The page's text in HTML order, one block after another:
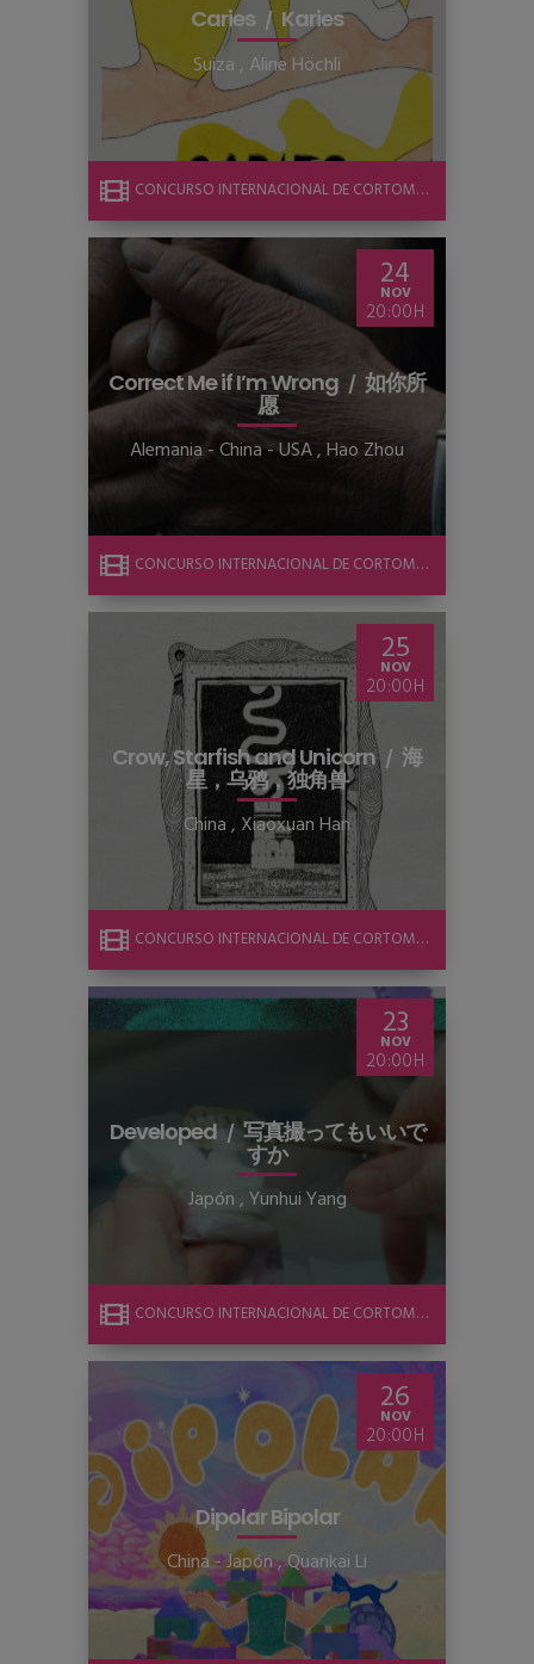
Caries Karies
Suiza, Aline Höchli
CONCURSO INTERNACIONAL DE CORTOMETRAJE
24
NOV
20:00
Correct Me if I’m Wrong 如你所
愿
Alemania - China - USA,Hao Zhou
CONCURSO INTERNACIONAL DE CORTOMETRAJE
25
NOV
20:00
Crow, Starfish and Unicorn 海
星，乌鸦，独角兽
China, Xiaoxuan Han
CONCURSO INTERNACIONAL DE CORTOMETRAJE
23
NOV
20:00
Developed 写真撮ってもいいで
すか
Japón,Yunhui Yang
CONCURSO INTERNACIONAL DE CORTOMETRAJE
26
NOV
20:00
Dipolar Bipolar
China - Japón,Quankai Li